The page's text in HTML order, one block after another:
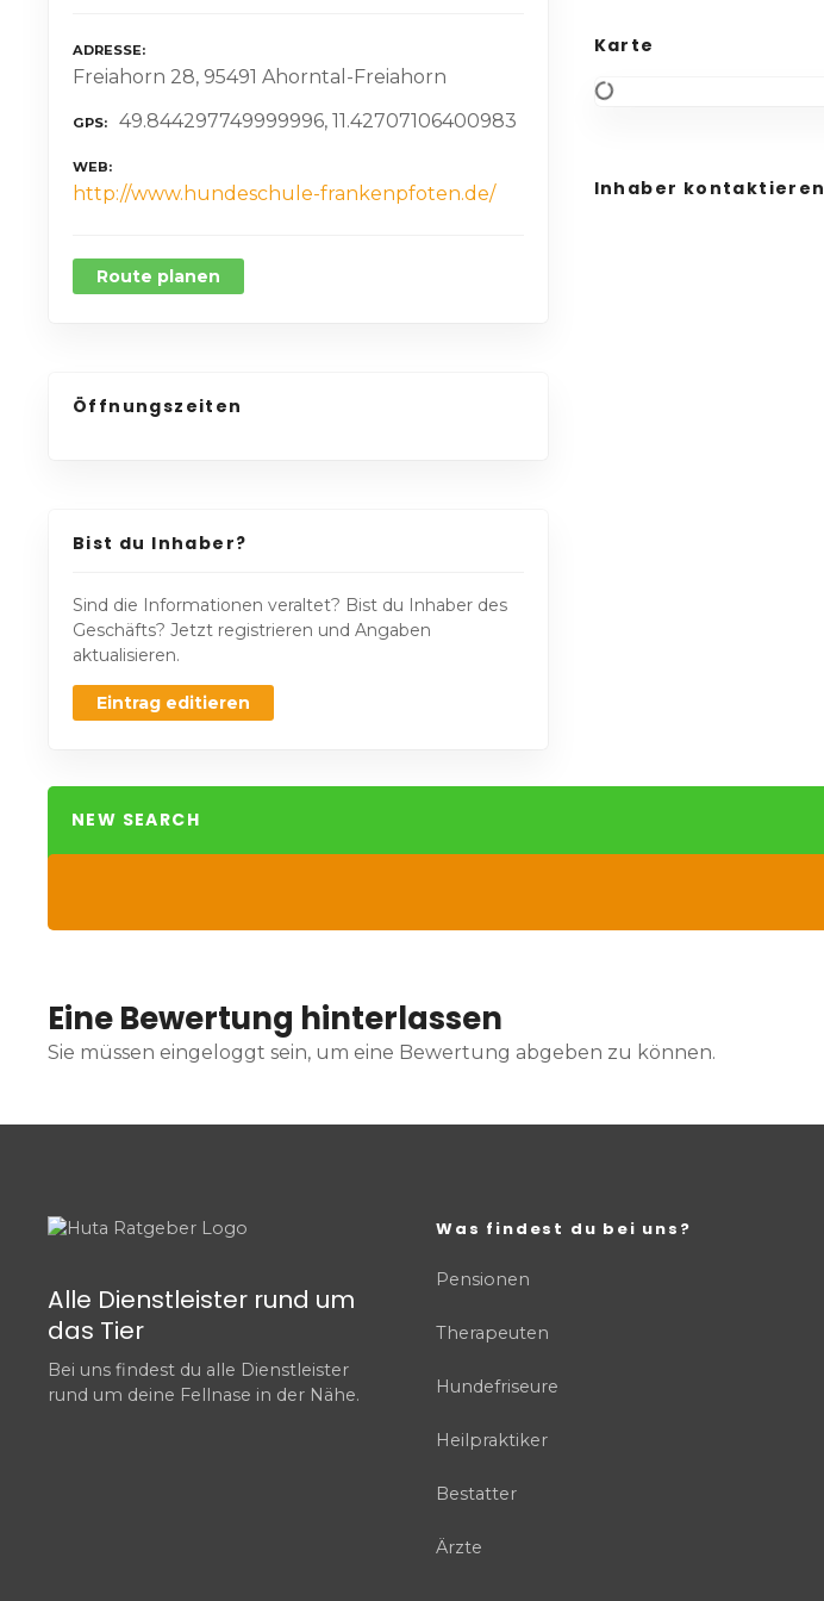
ADRESSE
Freiahorn 28, 95491 Ahorntal-Freiahorn
GPS 49.844297749999996, 11.42707106400983
WEB
http://www.hundeschule-frankenpfoten.de/
Route planen
Öffnungszeiten
Bist du Inhaber?
Sind die Informationen veraltet? Bist du Inhaber des
Geschäfts? Jetzt registrieren und Angaben
aktualisieren.
Eintrag editieren
Karte
Inhaber kontaktieren
NEW SEARCH
Eine Bewertung hinterlassen
Sie müssen eingeloggt sein, um eine Bewertung abgeben zu können.
Alle Dienstleister rund um
das Tier
Bei uns findest du alle Dienstleister
rund um deine Fellnase in der Nähe.
Was findest du bei uns?
Pensionen
Therapeuten
Hundefriseure
Heilpraktiker
Bestatter
Ärzte